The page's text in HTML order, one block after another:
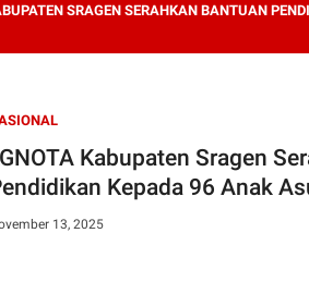
SRAGEN SERAHKAN BANTUAN
Kabupaten Sragen
Kepada 96 Anak
13, 2025